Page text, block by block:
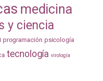
medicina
y ciencia
programación psicología
tecnología virología